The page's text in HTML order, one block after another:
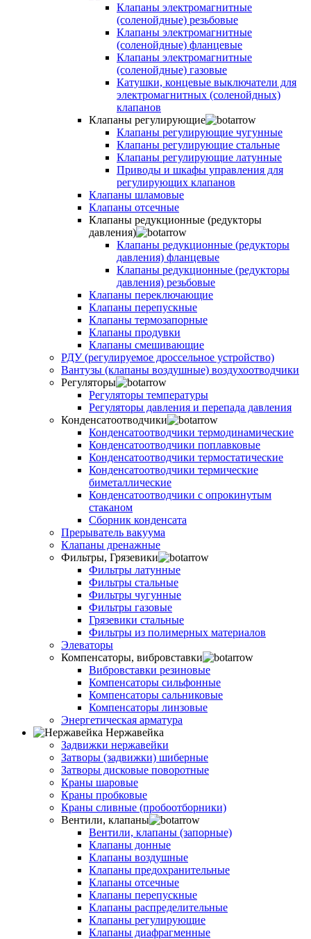
Клапаны электромагнитные
(соленойдные) резьбовые
Клапаны электромагнитные
(соленойдные) фланцевые
Клапаны электромагнитные
(соленойдные) газовые
Катушки, концевые выключатели для
электромагнитных (соленойдных)
клапанов
Клапаны регулирующие
Клапаны регулирующие чугунные
Клапаны регулирующие стальные
Клапаны регулирующие латунные
Приводы и шкафы управления для
регулирующих клапанов
Клапаны шламовые
Клапаны отсечные
Клапаны редукционные (редукторы
давления)
Клапаны редукционные (редукторы
давления) фланцевые
Клапаны редукционные (редукторы
давления) резьбовые
Клапаны переключающие
Клапаны перепускные
Клапаны термозапорные
Клапаны продувки
Клапаны смешивающие
РДУ (регулируемое дроссельное устройство)
Вантузы (клапаны воздушные) воздухоотводчики
Регуляторы
Регуляторы температуры
Регуляторы давления и перепада давления
Конденсатоотводчики
Конденсатоотводчики термодинамические
Конденсатоотводчики поплавковые
Конденсатоотводчики термостатические
Конденсатоотводчики термические
биметаллические
Конденсатоотводчики с опрокинутым
стаканом
Сборник конденсата
Прерыватель вакуума
Клапаны дренажные
Фильтры, Грязевики
Фильтры латунные
Фильтры стальные
Фильтры чугунные
Фильтры газовые
Грязевики стальные
Фильтры из полимерных материалов
Элеваторы
Компенсаторы, вибровставки
Вибровставки резиновые
Компенсаторы сильфонные
Компенсаторы сальниковые
Компенсаторы линзовые
Энергетическая арматура
Нержавейка
Задвижки нержавейки
Затворы (задвижки) шиберные
Затворы дисковые поворотные
Краны шаровые
Краны пробковые
Краны сливные (пробоотборники)
Вентили, клапаны
Вентили, клапаны (запорные)
Клапаны донные
Клапаны воздушные
Клапаны предохранительные
Клапаны отсечные
Клапаны перепускные
Клапаны распределительные
Клапаны регулирующие
Клапаны диафрагменные